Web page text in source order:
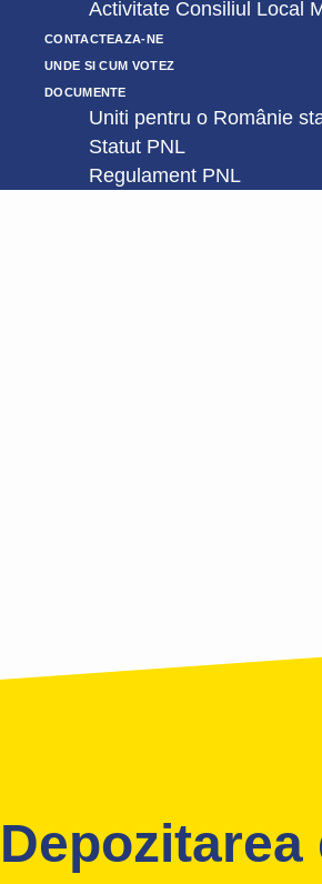
Activitate Consiliul Local
CONTACTEAZA-NE
UNDE SI CUM VOTEZ
DOCUMENTE
Uniti pentru o Românie
Statut PNL
Regulament PNL